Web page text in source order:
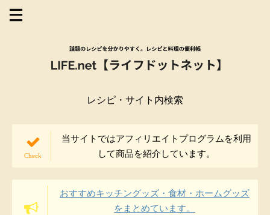
レシピ・サイト内検索
当サイトではアフィリエイトプログラムを利用
して商品を紹介しています。
おすすめキッチングッズ・食材・ホームグッズ
をまとめています。